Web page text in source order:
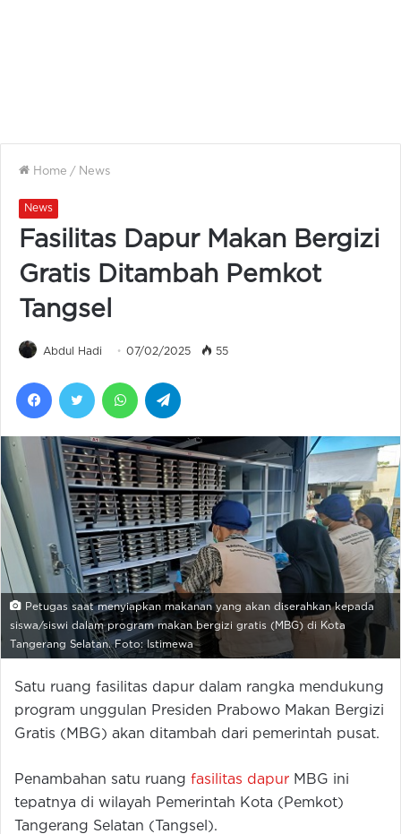
Home / News
News
Fasilitas Dapur Makan Bergizi
Gratis Ditambah Pemkot
Tangsel
Abdul Hadi 07/02/2025 55
FacebookTwitter WhatsApp
Petugas saat menyiapkan makanan yang akan diserahkan kepada
siswa/siswi dalam program makan bergizi gratis (MBG) di Kota
Tangerang Selatan. Foto: Istimewa
Satu ruang fasilitas dapur dalam rangka mendukung
program unggulan Presiden Prabowo Makan Bergizi
Gratis (MBG) akan ditambah dari pemerintah pusat.
Penambahan satu ruang fasilitas dapur MBG ini
tepatnya di wilayah Pemerintah Kota (Pemkot)
Tangerang Selatan (Tangsel).